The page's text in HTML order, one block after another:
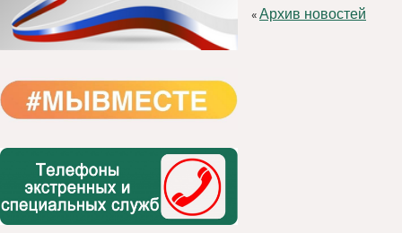
«Архив новостей